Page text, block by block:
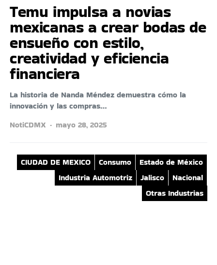
Temu impulsa a novias
mexicanas a crear bodas de
ensueño con estilo,
creatividad y eficiencia
financiera
La historia de Nanda Méndez demuestra cómo la
innovación y las compras…
NotiCDMX
mayo 28, 2025
CIUDAD DE MEXICO Consumo
Estado de México
Industria Automotriz
Jalisco
Nacional
Otras Industrias